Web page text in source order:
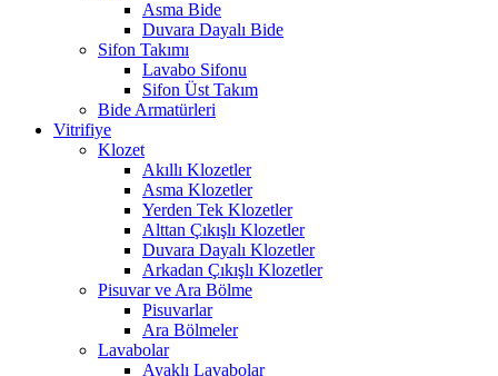
Asma Bide
Duvara Dayalı Bide
Sifon Takımı
Lavabo Sifonu
Sifon Üst Takım
Bide Armatürleri
Vitrifiye
Klozet
Akıllı Klozetler
Asma Klozetler
Yerden Tek Klozetler
Alttan Çıkışlı Klozetler
Duvara Dayalı Klozetler
Arkadan Çıkışlı Klozetler
Pisuvar ve Ara Bölme
Pisuvarlar
Ara Bölmeler
Lavabolar
Ayaklı Lavabolar